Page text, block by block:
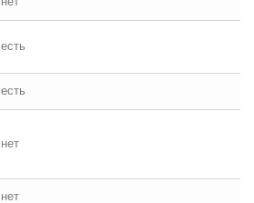
есть
есть
нет
нет